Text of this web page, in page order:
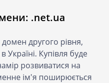
.net.ua
другого рівня,
Україні. Купівля буде
розвиватися на
ім'я поширюється